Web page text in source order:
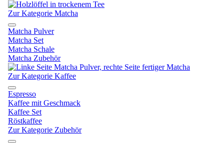
Zur Kategorie Matcha
Matcha Pulver
Matcha Set
Matcha Schale
Matcha Zubehör
Zur Kategorie Kaffee
Espresso
Kaffee mit Geschmack
Kaffee Set
Röstkaffee
Zur Kategorie Zubehör